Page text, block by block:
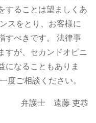
することは望ましくあ
スをとり、お客様に
すべきです。
法律事
すが、セカンドオピニ
になることもありま
度ご相談ください。
弁護士 遠藤 吏恭